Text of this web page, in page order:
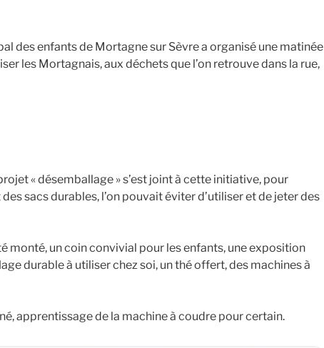
des enfants de Mortagne sur Sèvre a organisé une matinée
les Mortagnais, aux déchets que l’on retrouve dans la rue,
« désemballage » s’est joint à cette initiative, pour
sacs durables, l’on pouvait éviter d’utiliser et de jeter des
monté, un coin convivial pour les enfants, une exposition
durable à utiliser chez soi, un thé offert, des machines à
apprentissage de la machine à coudre pour certain.